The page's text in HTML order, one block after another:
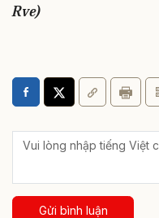
Rve)
Gửi bình luận